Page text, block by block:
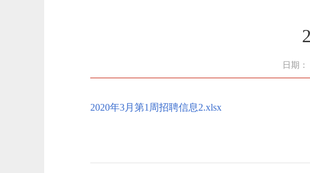
日期：
2020年3月第1周招聘信息2.xlsx